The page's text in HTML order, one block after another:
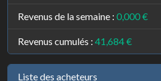
Revenus de la semaine : 0,000 €
Revenus cumulés : 41,684 €
Liste des acheteurs